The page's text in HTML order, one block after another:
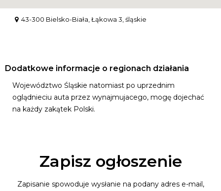
43-300 Bielsko-Biała, Łąkowa 3, śląskie
Dodatkowe informacje o regionach działania
Województwo Śląskie natomiast po uprzednim
oglądnieciu auta przez wynajmujacego, mogę dojechać
na każdy zakątek Polski.
Zapisz ogłoszenie
Zapisanie spowoduje wysłanie na podany adres e-mail,